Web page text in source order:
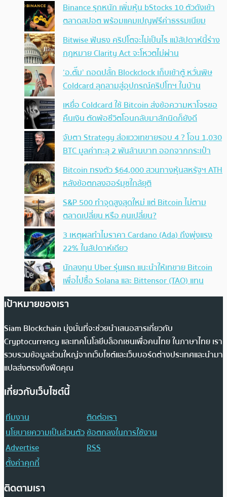
Binance รุกหนัก เพิ่มหุ้น bStocks 10 ตัวดังเข้า
ตลาดสปอต พร้อมแคมเปญฟรีค่าธรรมเนียม
Bitwise ฟันธง คริปโตจะไม่เป็นไร แม้สัปดาห์นี้ร่าง
กฎหมาย Clarity Act จะโหวตไม่ผ่าน
‘อ.ตั๊ม’ ถอดปลั้ก Blockclock เก็บเข้าตู้ หวั่นพิษ
Coldcard ลุกลามสู่อุปกรณ์คริปโทฯ ในบ้าน
เหยื่อ Coldcard ใช้ Bitcoin ส่งข้อความหาโจรขอ
คืนเงิน ตัดพ้อชีวิตโอนกลับมาสักนิดก็ยังดี
จับตา Strategy ส่อแววเทขายรอบ 4 ? โอน 1,030
BTC มูลค่าทะลุ 2 พันล้านบาท ออกจากกระเป๋า
Bitcoin ทรงตัว $64,000 สวนทางหุ้นสหรัฐฯ ATH
หลังข้อตกลงฮอร์มุซใกล้ยุติ
S&P 500 ทำจุดสูงสุดใหม่ แต่ Bitcoin ไม่ตาม
ตลาดเปลี่ยน หรือ คนเปลี่ยน?
3 เหตุผลทำไมราคา Cardano (Ada) ถึงพุ่งแรง
22% ในสัปดาห์เดียว
นักลงทุน Uber รุ่นแรก แนะนำให้เทขาย Bitcoin
เพื่อไปซื้อ Solana และ Bittensor (TAO) แทน
เป้าหมายของเรา
Siam Blockchain มุ่งมั่นที่จะช่วยนำเสนอสารเกี่ยวกับ
Cryptocurrency และเทคโนโลยีบล็อกเชนเพื่อคนไทย ในภาษาไทย เรา
รวบรวมข้อมูลส่วนใหญ่จากเว็บไซต์และเว็บบอร์ดต่างประเทศและนำมา
แปลส่งตรงถึงฟีดคุณ
เกี่ยวกับเว็บไซต์นี้
ทีมงาน
ติดต่อเรา
นโยบายความเป็นส่วนตัวข้อตกลงในการใช้งาน
Advertise
RSS
ตั้งค่าคุกกี้
ติดตามเรา